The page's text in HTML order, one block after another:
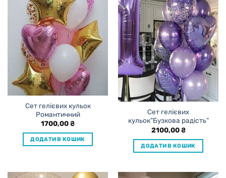
Сет гелієвих кульок
Романтичний
1700,00₴
ДОДАТИ В КОШИК
Сет гелієвих
кульок”Бузкова радість”
2100,00₴
ДОДАТИ В КОШИК